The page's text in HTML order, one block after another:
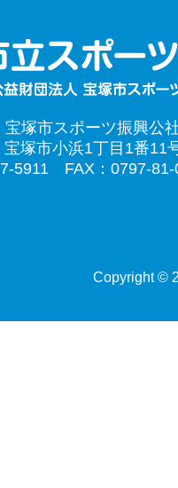
塚市スポーツ振興公
塚市小浜1丁目1番11
5911 FAX：0797-81-
Copyright ©